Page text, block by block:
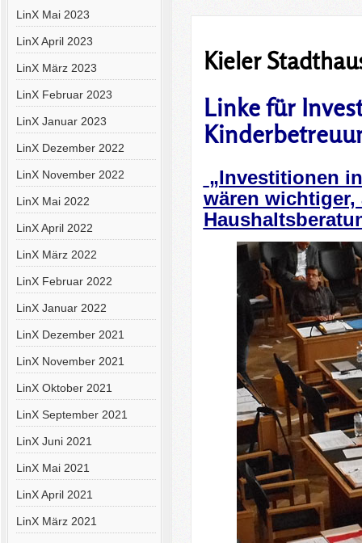
LinX Mai 2023
LinX April 2023
LinX März 2023
LinX Februar 2023
LinX Januar 2023
LinX Dezember 2022
LinX November 2022
LinX Mai 2022
LinX April 2022
LinX März 2022
LinX Februar 2022
LinX Januar 2022
LinX Dezember 2021
LinX November 2021
LinX Oktober 2021
LinX September 2021
LinX Juni 2021
LinX Mai 2021
LinX April 2021
LinX März 2021
Kieler
Linke für
„Investitionen
wären